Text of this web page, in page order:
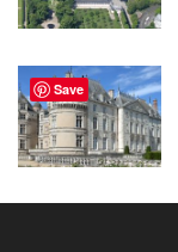
Save